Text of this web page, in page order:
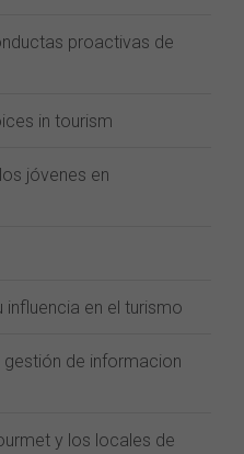
proactivas de
in tourism
jóvenes en
influencia en el turismo
de informacion
y los locales de